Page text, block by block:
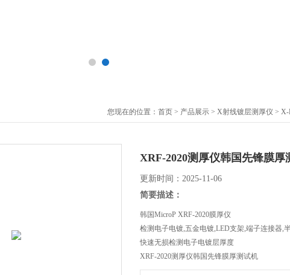
您现在的位置： 首页 > 产品展示 > X射线镀层测厚仪 > X-
XRF-2020测厚仪韩国先锋膜厚
更新时间：2025-11-06
简要描述：
韩国MicroP XRF-2020膜厚仪
检测电子电镀,五金电镀,LED支架,端子连接器,
快速无损检测电子电镀层厚度
XRF-2020测厚仪韩国先锋膜厚测试机